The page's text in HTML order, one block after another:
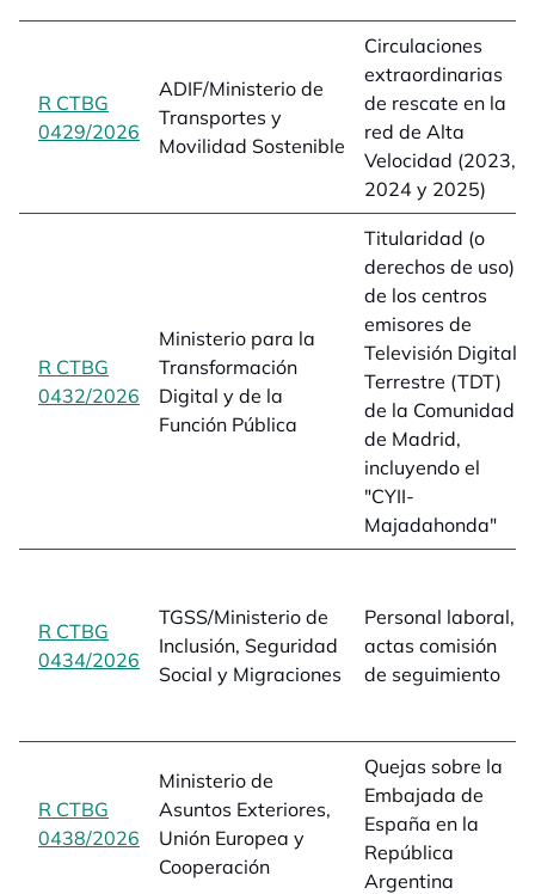
R CTBG
0429/2026 opens in a new tab
ADIF/Ministerio de
Transportes y
Movilidad Sostenible
Circulaciones
extraordinarias
de rescate en la
red de Alta
Velocidad (2023,
2024 y 2025)
R CTBG
0432/2026 opens in a new tab
Ministerio para la
Transformación
Digital y de la
Función Pública
Titularidad (o
derechos de uso)
de los centros
emisores de
Televisión Digital
Terrestre (TDT)
de la Comunidad
de Madrid,
incluyendo el
"CYII-
Majadahonda"
R CTBG
0434/2026 opens in a new tab
TGSS/Ministerio de
Inclusión, Seguridad
Social y Migraciones
Personal laboral,
actas comisión
de seguimiento
R CTBG
0438/2026 opens in a new tab
Ministerio de
Asuntos Exteriores,
Unión Europea y
Cooperación
Quejas sobre la
Embajada de
España en la
República
Argentina